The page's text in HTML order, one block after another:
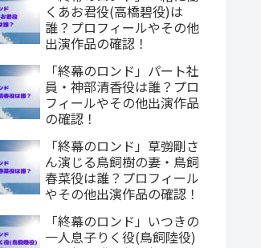
くあお君役(高橋碧役)は
誰？プロフィールやその他
出演作品の確認！
「終幕のロンド」パート社
員・神部清香役は誰？プロ
フィールやその他出演作品
の確認！
「終幕のロンド」草彅剛さ
ん演じる鳥飼樹の妻・鳥飼
春菜役は誰？プロフィール
やその他出演作品の確認！
「終幕のロンド」いつきの
一人息子りく役(鳥飼陸役)